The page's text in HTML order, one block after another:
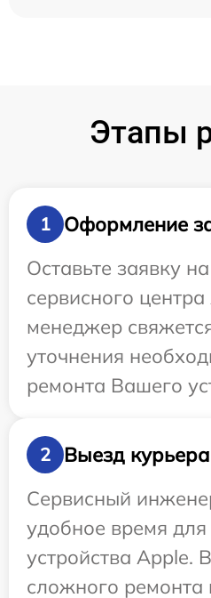
Этапы
1
Оформление
Оставьте заявку
сервисного
менеджер
уточнения
ремонта Вашего
2
Выезд
Сервисный
удобное время
устройства Apple.
сложного ремонта